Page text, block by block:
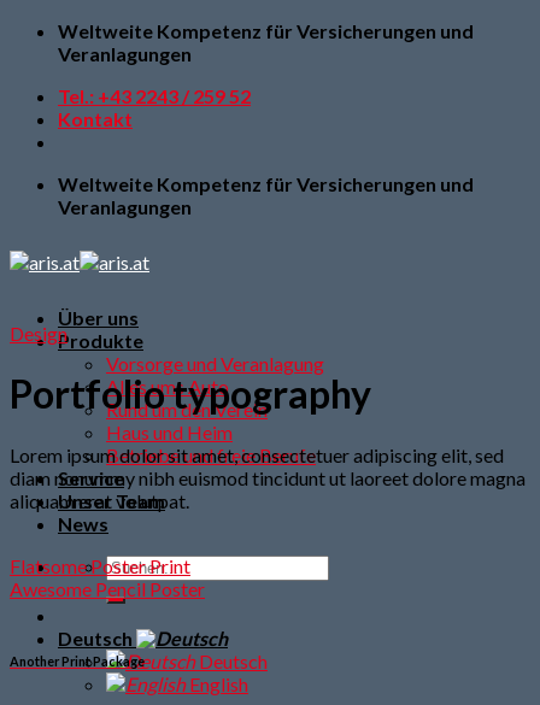
Skip
Weltweite Kompetenz für Versicherungen und
Veranlagungen
Tel.: +43 2243 / 259 52
Kontakt
Weltweite Kompetenz für Versicherungen und
Veranlagungen
Über uns
Produkte
Vorsorge und Veranlagung
Alles ums Auto
Rund um den Verein
Haus und Heim
Betriebe und freie Berufe
Service
Unser Team
News
Deutsch
Deutsch
English
Design
Portfolio typography
Lorem ipsum dolor sit amet, consectetuer adipiscing elit, sed
diam nonummy nibh euismod tincidunt ut laoreet dolore magna
aliquam erat volutpat.
Flatsome Poster Print
Awesome Pencil Poster
Another Print Package